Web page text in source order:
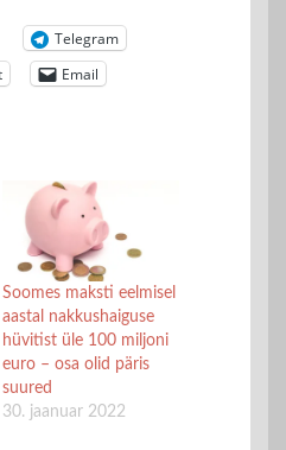
Telegram
Email
Soomes maksti eelmisel
aastal nakkushaiguse
hüvitist üle 100 miljoni
euro – osa olid päris
suured
30. jaanuar 2022